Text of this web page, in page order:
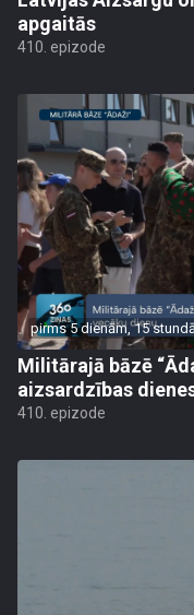
apgaitās
410. epizode
pirms 5 dienām, 15
Militārajā bāzē
aizsardzības
410. epizode